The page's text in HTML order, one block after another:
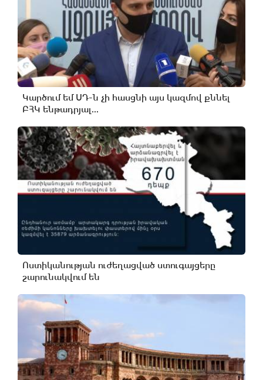
Կարծում եմ ՍԴ-ն չի հասցնի այս կազմով քննել
ԲՀԿ ենթադրյալ...
Ոստիկանության ուժեղացված ստուգայցերը
շարունակվում են